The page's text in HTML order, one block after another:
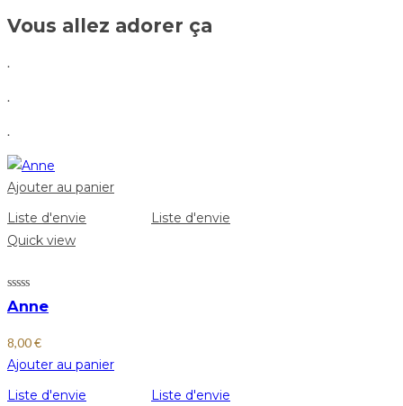
Vous allez adorer ça
.
.
.
Ajouter au panier
Liste d'envie
Liste d'envie
Quick view
Anne
8,00€
Ajouter au panier
Liste d'envie
Liste d'envie